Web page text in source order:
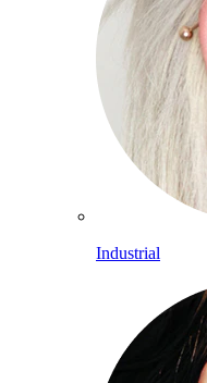
Industrial